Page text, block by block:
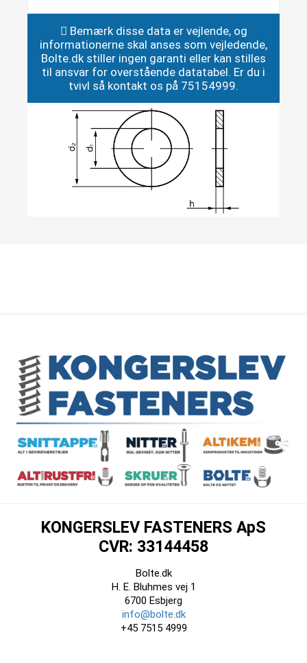
Bemærk disse data er vejlende, og
informationerne skal anses som vejledende,
Bolte.dk stiller ingen garanti eller kan stilles
til ansvar for overstående datatabel. Er du i
tvivl så kontakt os på 75154999.
KONGERSLEV FASTENERS ApS
CVR: 33144458
Bolte.dk
H. E. Bluhmes vej 1
6700 Esbjerg
info@bolte.dk
+45 7515 4999